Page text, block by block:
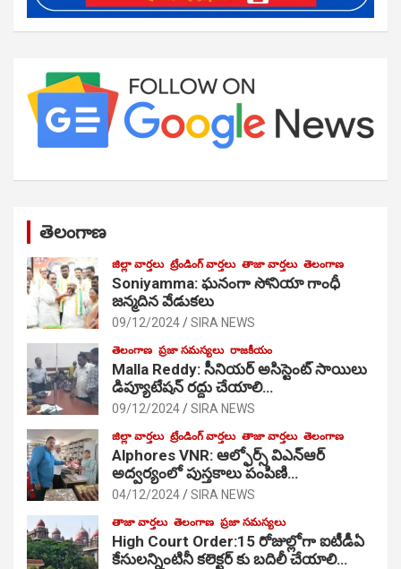
తెలంగాణ
జిల్లా వార్తలు ట్రేండింగ్ వార్తలు తాజా వార్తలు తెలంగాణ
Soniyamma: ఘ‌నంగా సోనియా గాంధీ
జ‌న్మ‌దిన వేడుక‌లు
09/12/2024 SIRA NEWS
తెలంగాణ ప్రజా సమస్యలు రాజకీయం
Malla Reddy: సీనియర్ అసిస్టెంట్ సాయిలు
డిప్యూటేషన్ రద్దు చేయాలి…
09/12/2024 SIRA NEWS
జిల్లా వార్తలు ట్రేండింగ్ వార్తలు తాజా వార్తలు తెలంగాణ
Alphores VNR: ఆల్ఫోర్స్ విఎన్ఆర్
అద్వర్యంలో పుస్తకాలు పంపిణి…
04/12/2024 SIRA NEWS
తాజా వార్తలు తెలంగాణ ప్రజా సమస్యలు
High Court Order:15 రోజుల్లోగా ఐటీడీఏ
కేసులన్నింటినీ కలెక్టర్ కు బదిలీ చేయాలి…